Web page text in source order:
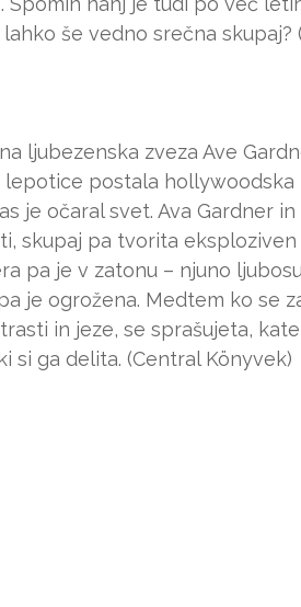
še vedno srečna skupaj?
ljubezenska zveza Ave
lepotice postala hollywoodska
je očaral svet. Ava Gardner
skupaj pa tvorita eksploziven
pa je v zatonu – njuno
je ogrožena. Medtem ko se
in jeze, se sprašujeta,
si ga delita. (Central Könyvek)